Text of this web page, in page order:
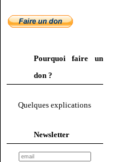
Pourquoi faire un
don ?
Quelques explications
Newsletter